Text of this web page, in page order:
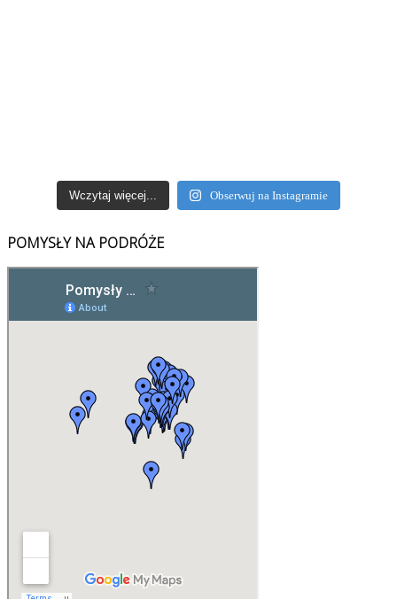
Wczytaj więcej... Obserwuj na Instagramie
POMYSŁY NA PODRÓŻE